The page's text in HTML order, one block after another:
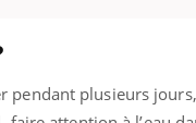
plusieurs